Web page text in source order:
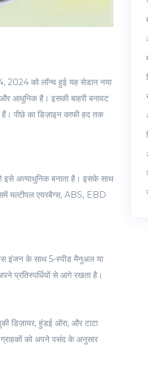
2024 को लॉन्च हुई यह सेडान नया
आधुनिक है। इसकी बाहरी बनावट
पीछे का डिज़ाइन काफी हद तक
इसे अत्याधुनिक बनाता है। इसके साथ
मल्टीपल एयरबैग्स, ABS, EBD
इंजन के साथ 5-स्पीड मैनुअल या
प्रतिस्पर्धियों से आगे रखता है।
डिज़ायर, हुंडई ऑरा, और टाटा
को अपने पसंद के अनुसार